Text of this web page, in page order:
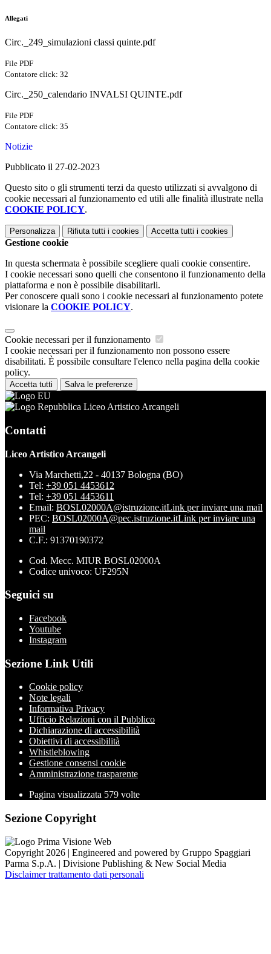
Allegati
Circ._249_simulazioni classi quinte.pdf
File PDF
Contatore click: 32
Circ._250_calendario INVALSI QUINTE.pdf
File PDF
Contatore click: 35
Notizie
Pubblicato il 27-02-2023
Questo sito o gli strumenti terzi da questo utilizzati si avvalgono di
cookie necessari al funzionamento ed utili alle finalità illustrate nella
COOKIE POLICY.
Personalizza Rifiuta tutti i cookies Accetta tutti i cookies
Gestione cookie
In questa schermata è possibile scegliere quali cookie consentire.
I cookie necessari sono quelli che consentono il funzionamento della
piattaforma e non è possibile disabilitarli.
Per conoscere quali sono i cookie necessari al funzionamento potete
visionare la COOKIE POLICY.
Cookie necessari per il funzionamento
I cookie necessari per il funzionamento non possono essere
disabilitati. È possibile consultare l'elenco nella pagina della cookie
policy.
Accetta tutti Salva le preferenze
Liceo Artistico Arcangeli
Contatti
Liceo Artistico Arcangeli
Via Marchetti,22 - 40137 Bologna (BO)
Tel: +39 051 4453612
Tel: +39 051 4453611
Email: BOSL02000A@istruzione.itLink per inviare una mail
PEC: BOSL02000A@pec.istruzione.itLink per inviare una
mail
C.F.: 91370190372
Cod. Mecc. MIUR BOSL02000A
Codice univoco: UF295N
Seguici su
Facebook
Youtube
Instagram
Sezione Link Utili
Cookie policy
Note legali
Informativa Privacy
Ufficio Relazioni con il Pubblico
Dichiarazione di accessibilità
Obiettivi di accessibilità
Whistleblowing
Gestione consensi cookie
Amministrazione trasparente
Pagina visualizzata 579 volte
Sezione Copyright
Copyright 2026 | Engineered and powered by Gruppo Spaggiari
Parma S.p.A. | Divisione Publishing & New Social Media
Disclaimer trattamento dati personali